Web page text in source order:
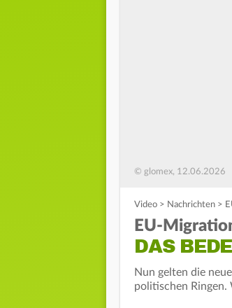
© glomex, 12.06.2026
Video > Nachrichten >
EU-
DAS
Nun gelten die
politischen Ringen.